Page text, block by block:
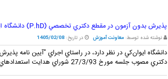
پذيرش بدون آزمون در مقطع دکتري تخصصي (P.hD) دانشگاه ايوان کي- 1405
نوشته شده توسط: معاونت آموزش در تاریخ: 1405/02/08
دانشگاه ايوان‌کي در نظر دارد، در راستاي اجراي "آيين نامه
دكتري مصوب جلسه مورخ 27/3/93 شوراي هدايت استعدادهاي درخشان"،آيين نامه شماره ...